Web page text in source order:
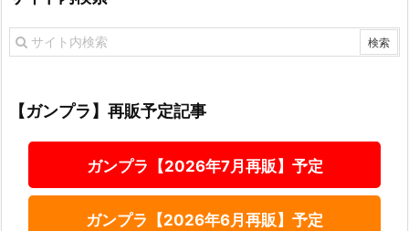
【ガンプラ】再販予定記事
ガンプラ【2026年7月再販】予定
ガンプラ【2026年6月再販】予定